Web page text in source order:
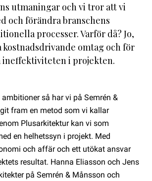
utmaningar och vi tror att vi
och förändra branschens
processer. Varför då? Jo,
omtag och för
ineffektiviteten i projekten.
så har vi på Semrén &
fram en metod som vi kallar
Plusarkitektur kan vi som
en helhetssyn i projekt. Med
och affär och ett utökat ansvar
resultat. Hanna Eliasson och Jens
på Semrén & Månsson och